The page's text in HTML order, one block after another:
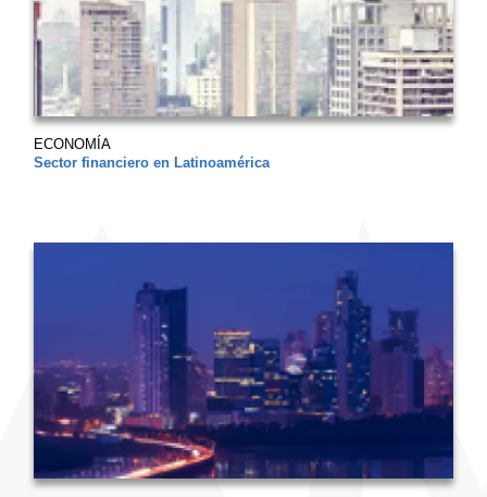
ECONOMÍA
Sector financiero en Latinoamérica